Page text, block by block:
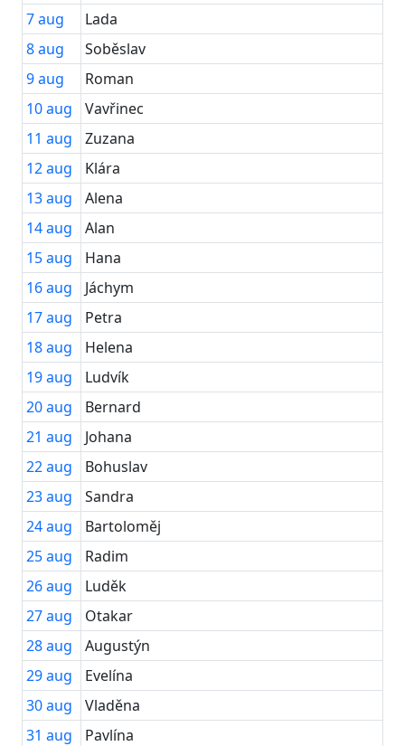
7aug
Lada
8aug
Soběslav
9aug
Roman
10aug
Vavřinec
11 aug
Zuzana
12aug
Klára
13aug
Alena
14aug
Alan
15aug
Hana
16aug
Jáchym
17aug
Petra
18aug
Helena
19aug
Ludvík
20aug
Bernard
21 aug
Johana
22aug
Bohuslav
23aug
Sandra
24aug
Bartoloměj
25aug
Radim
26aug
Luděk
27aug
Otakar
28aug
Augustýn
29aug
Evelína
30aug
Vladěna
31 aug Pavlína